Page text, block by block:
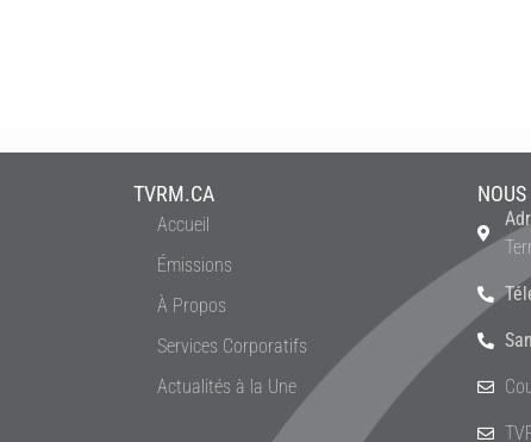
TVRM.CA
Accueil
Émissions
À Propos
Services Corporatifs
Actualités à la Une